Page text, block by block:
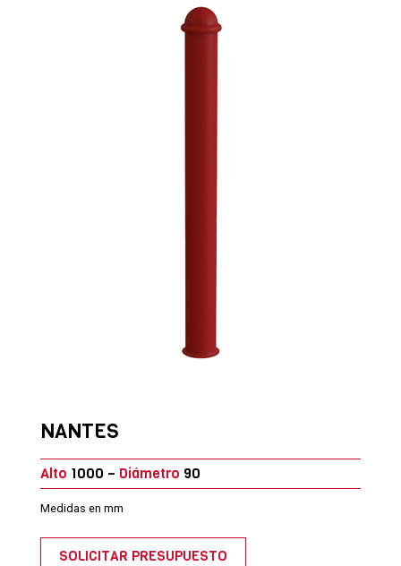
NANTES
Alto 1000 – Diámetro 90
Medidas en mm
SOLICITAR PRESUPUESTO